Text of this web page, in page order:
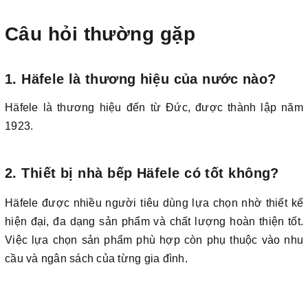
Câu hỏi thường gặp
1. Häfele là thương hiệu của nước nào?
Häfele là thương hiệu đến từ Đức, được thành lập năm
1923.
2. Thiết bị nhà bếp Häfele có tốt không?
Häfele được nhiều người tiêu dùng lựa chọn nhờ thiết kế
hiện đại, đa dạng sản phẩm và chất lượng hoàn thiện tốt.
Việc lựa chọn sản phẩm phù hợp còn phụ thuộc vào nhu
cầu và ngân sách của từng gia đình.